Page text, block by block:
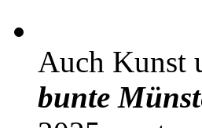
Auch Kunst
bunte